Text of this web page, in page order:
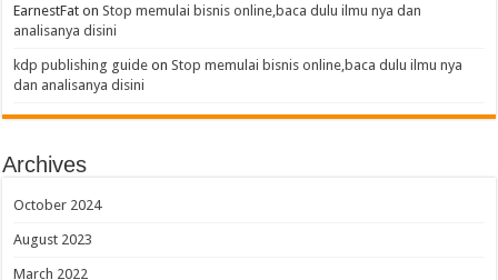
EarnestFat onStop memulai bisnis online,baca dulu ilmu nya dan
analisanya disini
kdp publishing guide onStop memulai bisnis online,baca dulu ilmu nya
dan analisanya disini
Archives
October 2024
August 2023
March 2022